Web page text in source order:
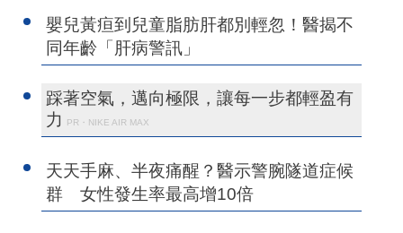
嬰兒黃疸到兒童脂肪肝都別輕忽！醫揭不
同年齡「肝病警訊」
踩著空氣，邁向極限，讓每一步都輕盈有
力
PR・NIKE AIR MAX
天天手麻、半夜痛醒？醫示警腕隧道症候
群 女性發生率最高增10倍